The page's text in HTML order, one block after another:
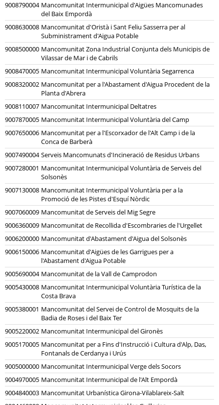
9008790004 Mancomunitat Intermunicipal d'Aigües Mancomunades
del Baix Empordà
9008630008 Mancomunitat d'Oristà i Sant Feliu Sasserra per al
Subministrament d'Aigua Potable
9008500000 Mancomunitat Zona Industrial Conjunta dels Municipis de
Vilassar de Mar i de Cabrils
9008470005 Mancomunitat Intermunicipal Voluntària Segarrenca
9008320002 Mancomunitat per a l'Abastament d'Aigua Procedent de la
Planta d'Abrera
9008110007 Mancomunitat Intermunicipal Deltatres
9007870005 Mancomunitat Intermunicipal Voluntària del Camp
9007650006 Mancomunitat per a l'Escorxador de l'Alt Camp i de la
Conca de Barberà
9007490004 Serveis Mancomunats d'Incineració de Residus Urbans
9007280001 Mancomunitat Intermunicipal Voluntària de Serveis del
Solsonès
9007130008 Mancomunitat Intermunicipal Voluntària per a la
Promoció de les Pistes d'Esquí Nòrdic
9007060009 Mancomunitat de Serveis del Mig Segre
9006360009 Mancomunitat de Recollida d'Escombraries de l'Urgellet
9006200000 Mancomunitat d'Abastament d'Aigua del Solsonès
9006150006 Mancomunitat d'Aigües de les Garrigues per a
l'Abastament d'Aigua Potable
9005690004 Mancomunitat de la Vall de Camprodon
9005430008 Mancomunitat Intermunicipal Voluntària Turística de la
Costa Brava
9005380001 Mancomunitat del Servei de Control de Mosquits de la
Badia de Roses i del Baix Ter
9005220002 Mancomunitat Intermunicipal del Gironès
9005170005 Mancomunitat per a Fins d'Instrucció i Cultura d'Alp, Das,
Fontanals de Cerdanya i Urús
9005000000 Mancomunitat Intermunicipal Verge dels Socors
9004970005 Mancomunitat Intermunicipal de l'Alt Empordà
9004840003 Mancomunitat Urbanística Girona-Vilablareix-Salt